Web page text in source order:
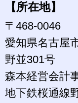
【所在地】
〒468-0046
愛知県名古屋
野並301号
森本経営会計
地下鉄桜通線